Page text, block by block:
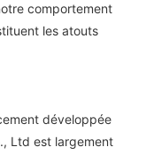
comportement
les atouts
développée
Ltd est largement